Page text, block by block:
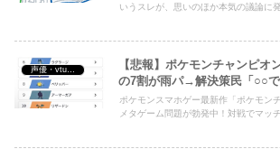
いうスレが、思いのほか本気の議論に
【悲報】ポケモンチャンピオ
の7割が雨パ→解決策民「○○
ポケモンスマホゲー最新作「ポケモン
メタゲーム問題が勃発中！対戦でマッ